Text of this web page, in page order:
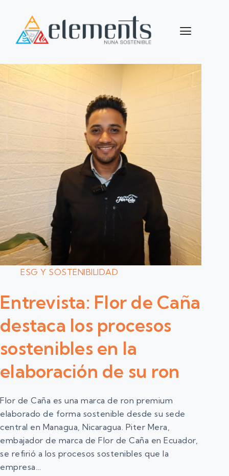
ESG Y SOSTENIBILIDAD
Entrevista: Flor de Caña
destaca los procesos
sostenibles en la
elaboración de su ron
Flor de Caña es una marca de ron premium
elaborado de forma sostenible desde su sede
central en Managua, Nicaragua. Piter Mera,
embajador de marca de Flor de Caña en Ecuador,
se refirió a los procesos sostenibles que la
empresa…